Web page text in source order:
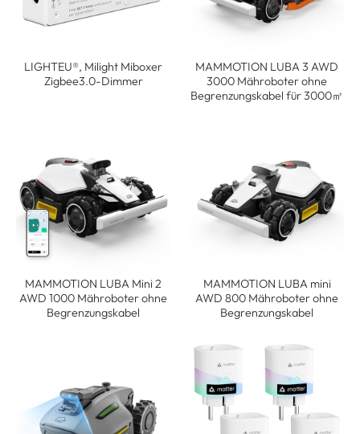
LIGHTEU®, Milight Miboxer
Zigbee3.0-Dimmer
MAMMOTION LUBA 3 AWD
3000 Mähroboter ohne
Begrenzungskabel für 3000㎡
MAMMOTION LUBA Mini 2
AWD 1000 Mähroboter ohne
Begrenzungskabel
MAMMOTION LUBA mini
AWD 800 Mähroboter ohne
Begrenzungskabel